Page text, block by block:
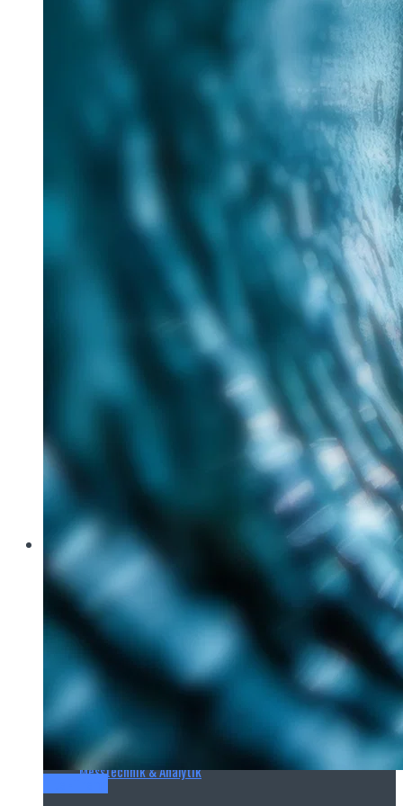
Im Rahmen des Messe-Mottos „Lösungen für eine
verantwortungsvolle Zukunft“ hat Tracto auf der IFAT
nachhaltige Verfahren für die zukunftsorientierte
Aquatech Amsterdam
Brau Beviale
Hannover Messe
IFAT
E‑Mag
Wasseraufbereitung
Wasserbehandlung
Wasserinfrastruktur
Anlagen & Komponenten
Messtechnik & Analytik